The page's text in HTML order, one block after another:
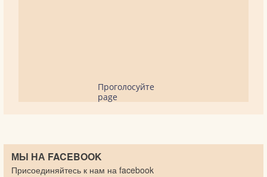
Проголосуйте
page
МЫ НА FACEBOOK
Присоединяйтесь к нам на facebook